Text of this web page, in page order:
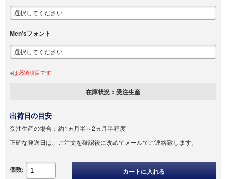
Men'sフォント
※は必須項目です
在庫状況： 受注生産
出荷日の目安
受注生産の場合： 約1ヵ月半～2ヵ月半程度
正確な発送日は、ご注文を確認後に改めてメールでご連絡致します。
個数: カートに入れる